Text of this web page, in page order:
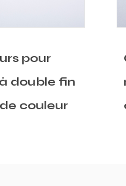
couleur
en bois en